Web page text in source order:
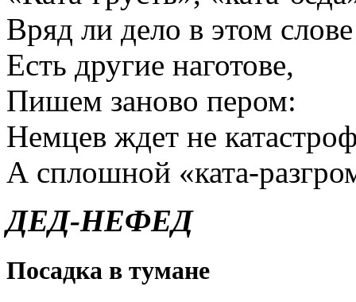
Вряд ли дело в этом
Есть другие наготове,
Пишем заново пером:
Немцев ждет не
А сплошной «ката-
ДЕД-НЕФЕД
Посадка в тумане